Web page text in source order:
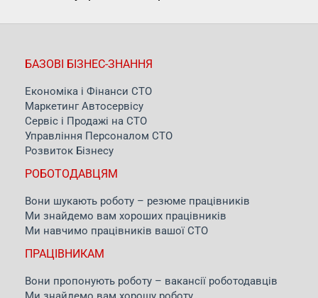
БАЗОВІ БІЗНЕС-ЗНАННЯ
Економіка і Фінанси СТО
Маркетинг Автосервісу
Сервіс і Продажі на СТО
Управління Персоналом СТО
Розвиток Бізнесу
РОБОТОДАВЦЯМ
Вони шукають роботу – резюме працівників
Ми знайдемо вам хороших працівників
Ми навчимо працівників вашої СТО
ПРАЦІВНИКАМ
Вони пропонують роботу – вакансії роботодавців